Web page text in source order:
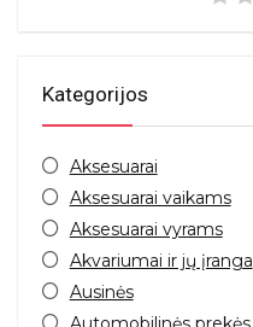
Kategorijos
Aksesuarai
Aksesuarai vaikams
Aksesuarai vyrams
Akvariumai ir jų įranga
Ausinės